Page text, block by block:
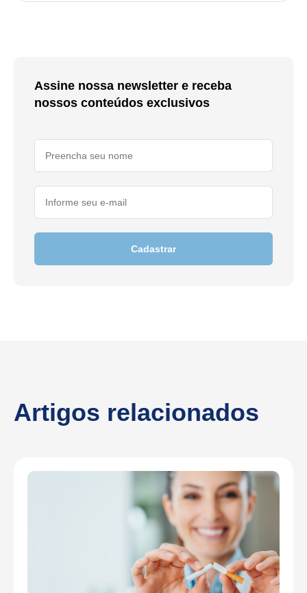
Assine nossa newsletter e receba
nossos conteúdos exclusivos
Cadastrar
Artigos relacionados